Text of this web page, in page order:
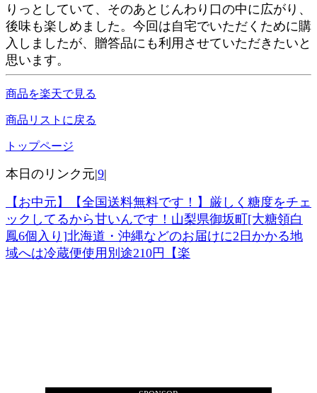
りっとしていて、そのあとじんわり口の中に広がり、
後味も楽しめました。今回は自宅でいただくために購
入しましたが、贈答品にも利用させていただきたいと
思います。
商品を楽天で見る
商品リストに戻る
トップページ
本日のリンク元|9|
【お中元】【全国送料無料です！】厳しく糖度をチェ
ックしてるから甘いんです！山梨県御坂町[大糖領白
鳳6個入り]北海道・沖縄などのお届けに2日かかる地
域へは冷蔵便使用別途210円【楽